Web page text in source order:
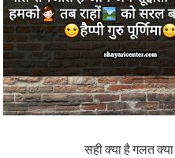
सही क्या है गलत